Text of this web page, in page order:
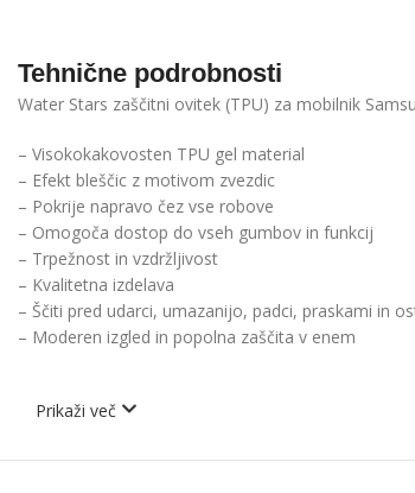
Tehnične podrobnosti
Water Stars zaščitni ovitek (TPU) za mobilnik
– Visokokakovosten TPU gel material
– Efekt bleščic z motivom zvezdic
– Pokrije napravo čez vse robove
– Omogoča dostop do vseh gumbov in funkcij
– Trpežnost in vzdržljivost
– Kvalitetna izdelava
– Ščiti pred udarci, umazanijo, padci, praskami in
– Moderen izgled in popolna zaščita v enem
Prikaži več